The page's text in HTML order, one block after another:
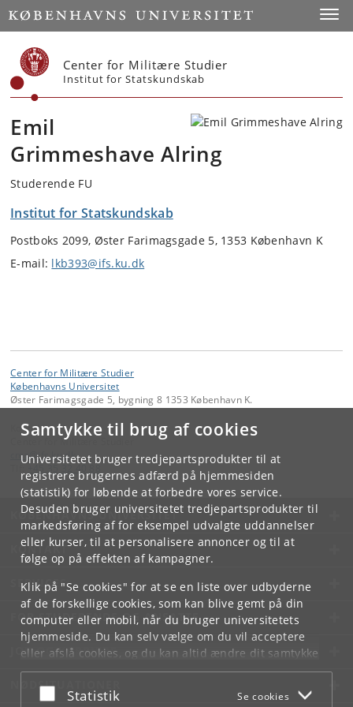
Samtykke til brug af cookies
Universitetet bruger tredjepartsprodukter til at
registrere brugernes adfærd på hjemmesiden
(statistik) for løbende at forbedre vores service.
Desuden bruger universitetet tredjepartsprodukter til
markedsføring af for eksempel udvalgte uddannelser
eller kurser, til at personalisere annoncer og til at
følge op på effekten af kampagner.
Klik på "Se cookies" for at se en liste over udbyderne
af de forskellige cookies, som kan blive gemt på din
computer eller mobil, når du bruger universitetets
hjemmeside. Du kan selv vælge om du vil acceptere
eller afslå cookies, og du kan altid ændre dit samtykke
underCookie- og privatlivspolitiksom du finder i
bunden af hver side.
Acceptér eller afslå
Statistik Se cookies
Start
Center for Militære Studier
Institut for Statskundskab
Emil
Grimmeshave Alring
Studerende FU
Institut for Statskundskab
Postboks 2099, Øster Farimagsgade 5, 1353 København K
E-mail: lkb393@ifs.ku.dk
Center for Militære Studier
Københavns Universitet
Øster Farimagsgade 5, bygning 8 1353 København K.
Kontakt:
Center for Militære Studier
cms@ifs. ku.dk
KØBENHAVNS UNIVERSITET
KONTAKT
SERVICES
FOR STUDERENDE OG ANSATTE
JOB OG KARRIERE
NØDSITUATIONER